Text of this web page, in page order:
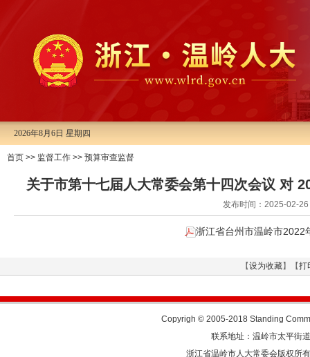
2026年8月6日 星期四
首页 >> 监督工作 >> 预算审查监督
关于市第十七届人大常委会第十四次会议 对
发布时间：2025-02-
浙江省台州市温岭市2022
【设为收藏】【打
Copyrigh © 2005-2018 Standing
联系地址：温岭市太平
浙江省温岭市人大常委会版权所